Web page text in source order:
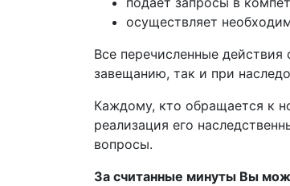
осуществляет
Все перечисленные
завещанию, так и при
Каждому, кто обращается к
реализация его
вопросы.
За считанные минуты Вы